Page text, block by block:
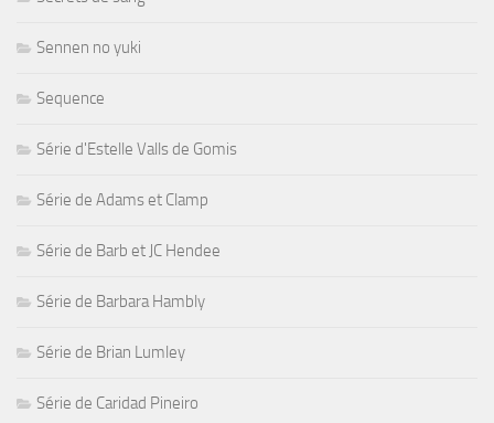
Sennen no yuki
Sequence
Série d'Estelle Valls de Gomis
Série de Adams et Clamp
Série de Barb et JC Hendee
Série de Barbara Hambly
Série de Brian Lumley
Série de Caridad Pineiro